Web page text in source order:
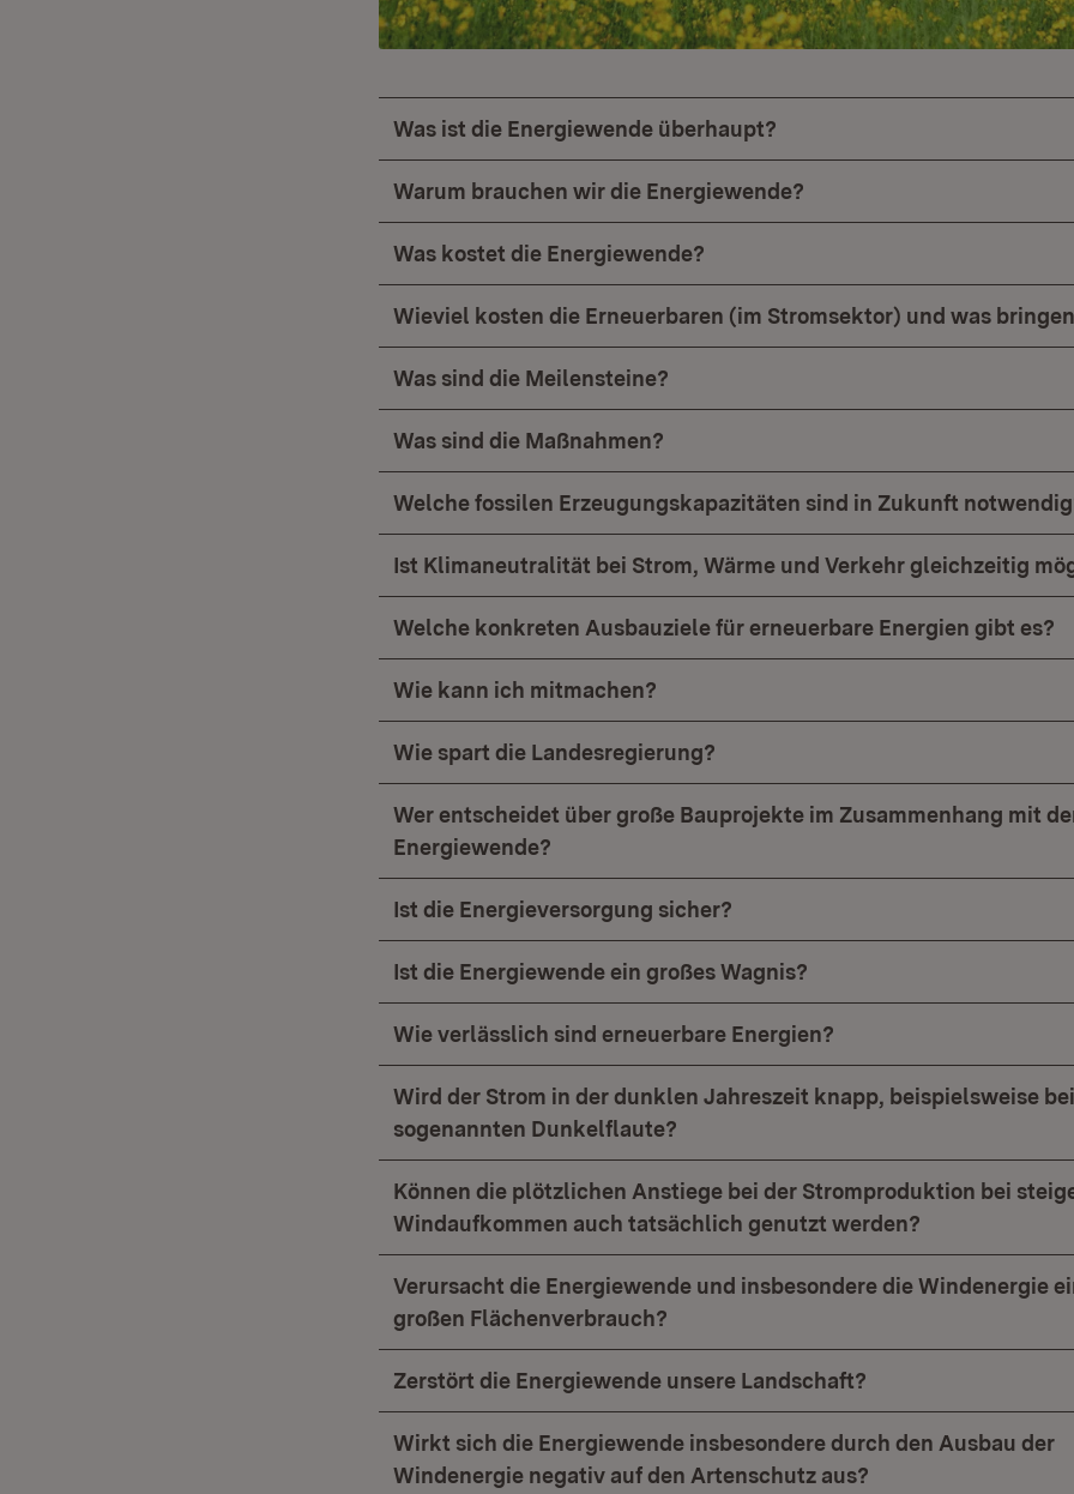
Was ist die Energiewende überhaupt?
Warum brauchen wir die Energiewende?
Was kostet die Energiewende?
Wieviel kosten die Erneuerbaren (im Stromsektor) und was
Was sind die Meilensteine?
Was sind die Maßnahmen?
Welche fossilen Erzeugungskapazitäten sind in Zukunft
Ist Klimaneutralität bei Strom, Wärme und Verkehr gleichzeitig
Welche konkreten Ausbauziele für erneuerbare Energien gibt es?
Wie kann ich mitmachen?
Wie spart die Landesregierung?
Wer entscheidet über große Bauprojekte im Zusammenhang mit
Energiewende?
Ist die Energieversorgung sicher?
Ist die Energiewende ein großes Wagnis?
Wie verlässlich sind erneuerbare Energien?
Wird der Strom in der dunklen Jahreszeit knapp, beispielsweise
sogenannten Dunkelflaute?
Können die plötzlichen Anstiege bei der Stromproduktion bei
Windaufkommen auch tatsächlich genutzt werden?
Verursacht die Energiewende und insbesondere die Windenergie
großen Flächenverbrauch?
Zerstört die Energiewende unsere Landschaft?
Wirkt sich die Energiewende insbesondere durch den Ausbau der
Windenergie negativ auf den Artenschutz aus?